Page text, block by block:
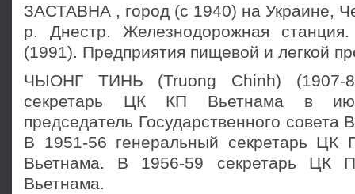
ЗАСТАВНА , город (с 1940) на Украине,
р. Днестр. Железнодорожная
(1991). Предприятия пищевой и легкой
ЧЫОНГ ТИНЬ (Truong Chinh) (1907-
секретарь ЦК КП Вьетнама в
председатель Государственного совета
В 1951-56 генеральный секретарь ЦК
Вьетнама. В 1956-59 секретарь ЦК
Вьетнама.